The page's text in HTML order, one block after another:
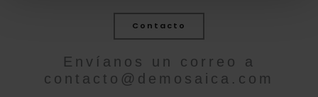
Contacto
Envíanos un correo a
contacto@demosaica.com